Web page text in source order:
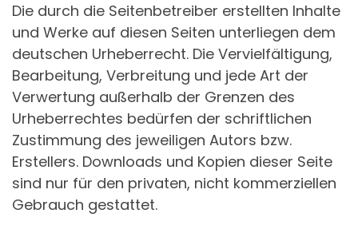
Die durch die Seitenbetreiber erstellten Inhalte
und Werke auf diesen Seiten unterliegen dem
deutschen Urheberrecht. Die Vervielfältigung,
Bearbeitung, Verbreitung und jede Art der
Verwertung außerhalb der Grenzen des
Urheberrechtes bedürfen der schriftlichen
Zustimmung des jeweiligen Autors bzw.
Erstellers. Downloads und Kopien dieser Seite
sind nur für den privaten, nicht kommerziellen
Gebrauch gestattet.